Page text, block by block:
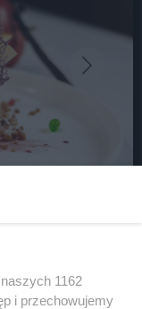
1162
i przechowujemy